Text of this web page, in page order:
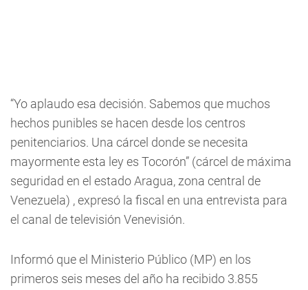
“Yo aplaudo esa decisión. Sabemos que muchos
hechos punibles se hacen desde los centros
penitenciarios. Una cárcel donde se necesita
mayormente esta ley es Tocorón” (cárcel de máxima
seguridad en el estado Aragua, zona central de
Venezuela) , expresó la fiscal en una entrevista para
el canal de televisión Venevisión.
Informó que el Ministerio Público (MP) en los
primeros seis meses del año ha recibido 3.855